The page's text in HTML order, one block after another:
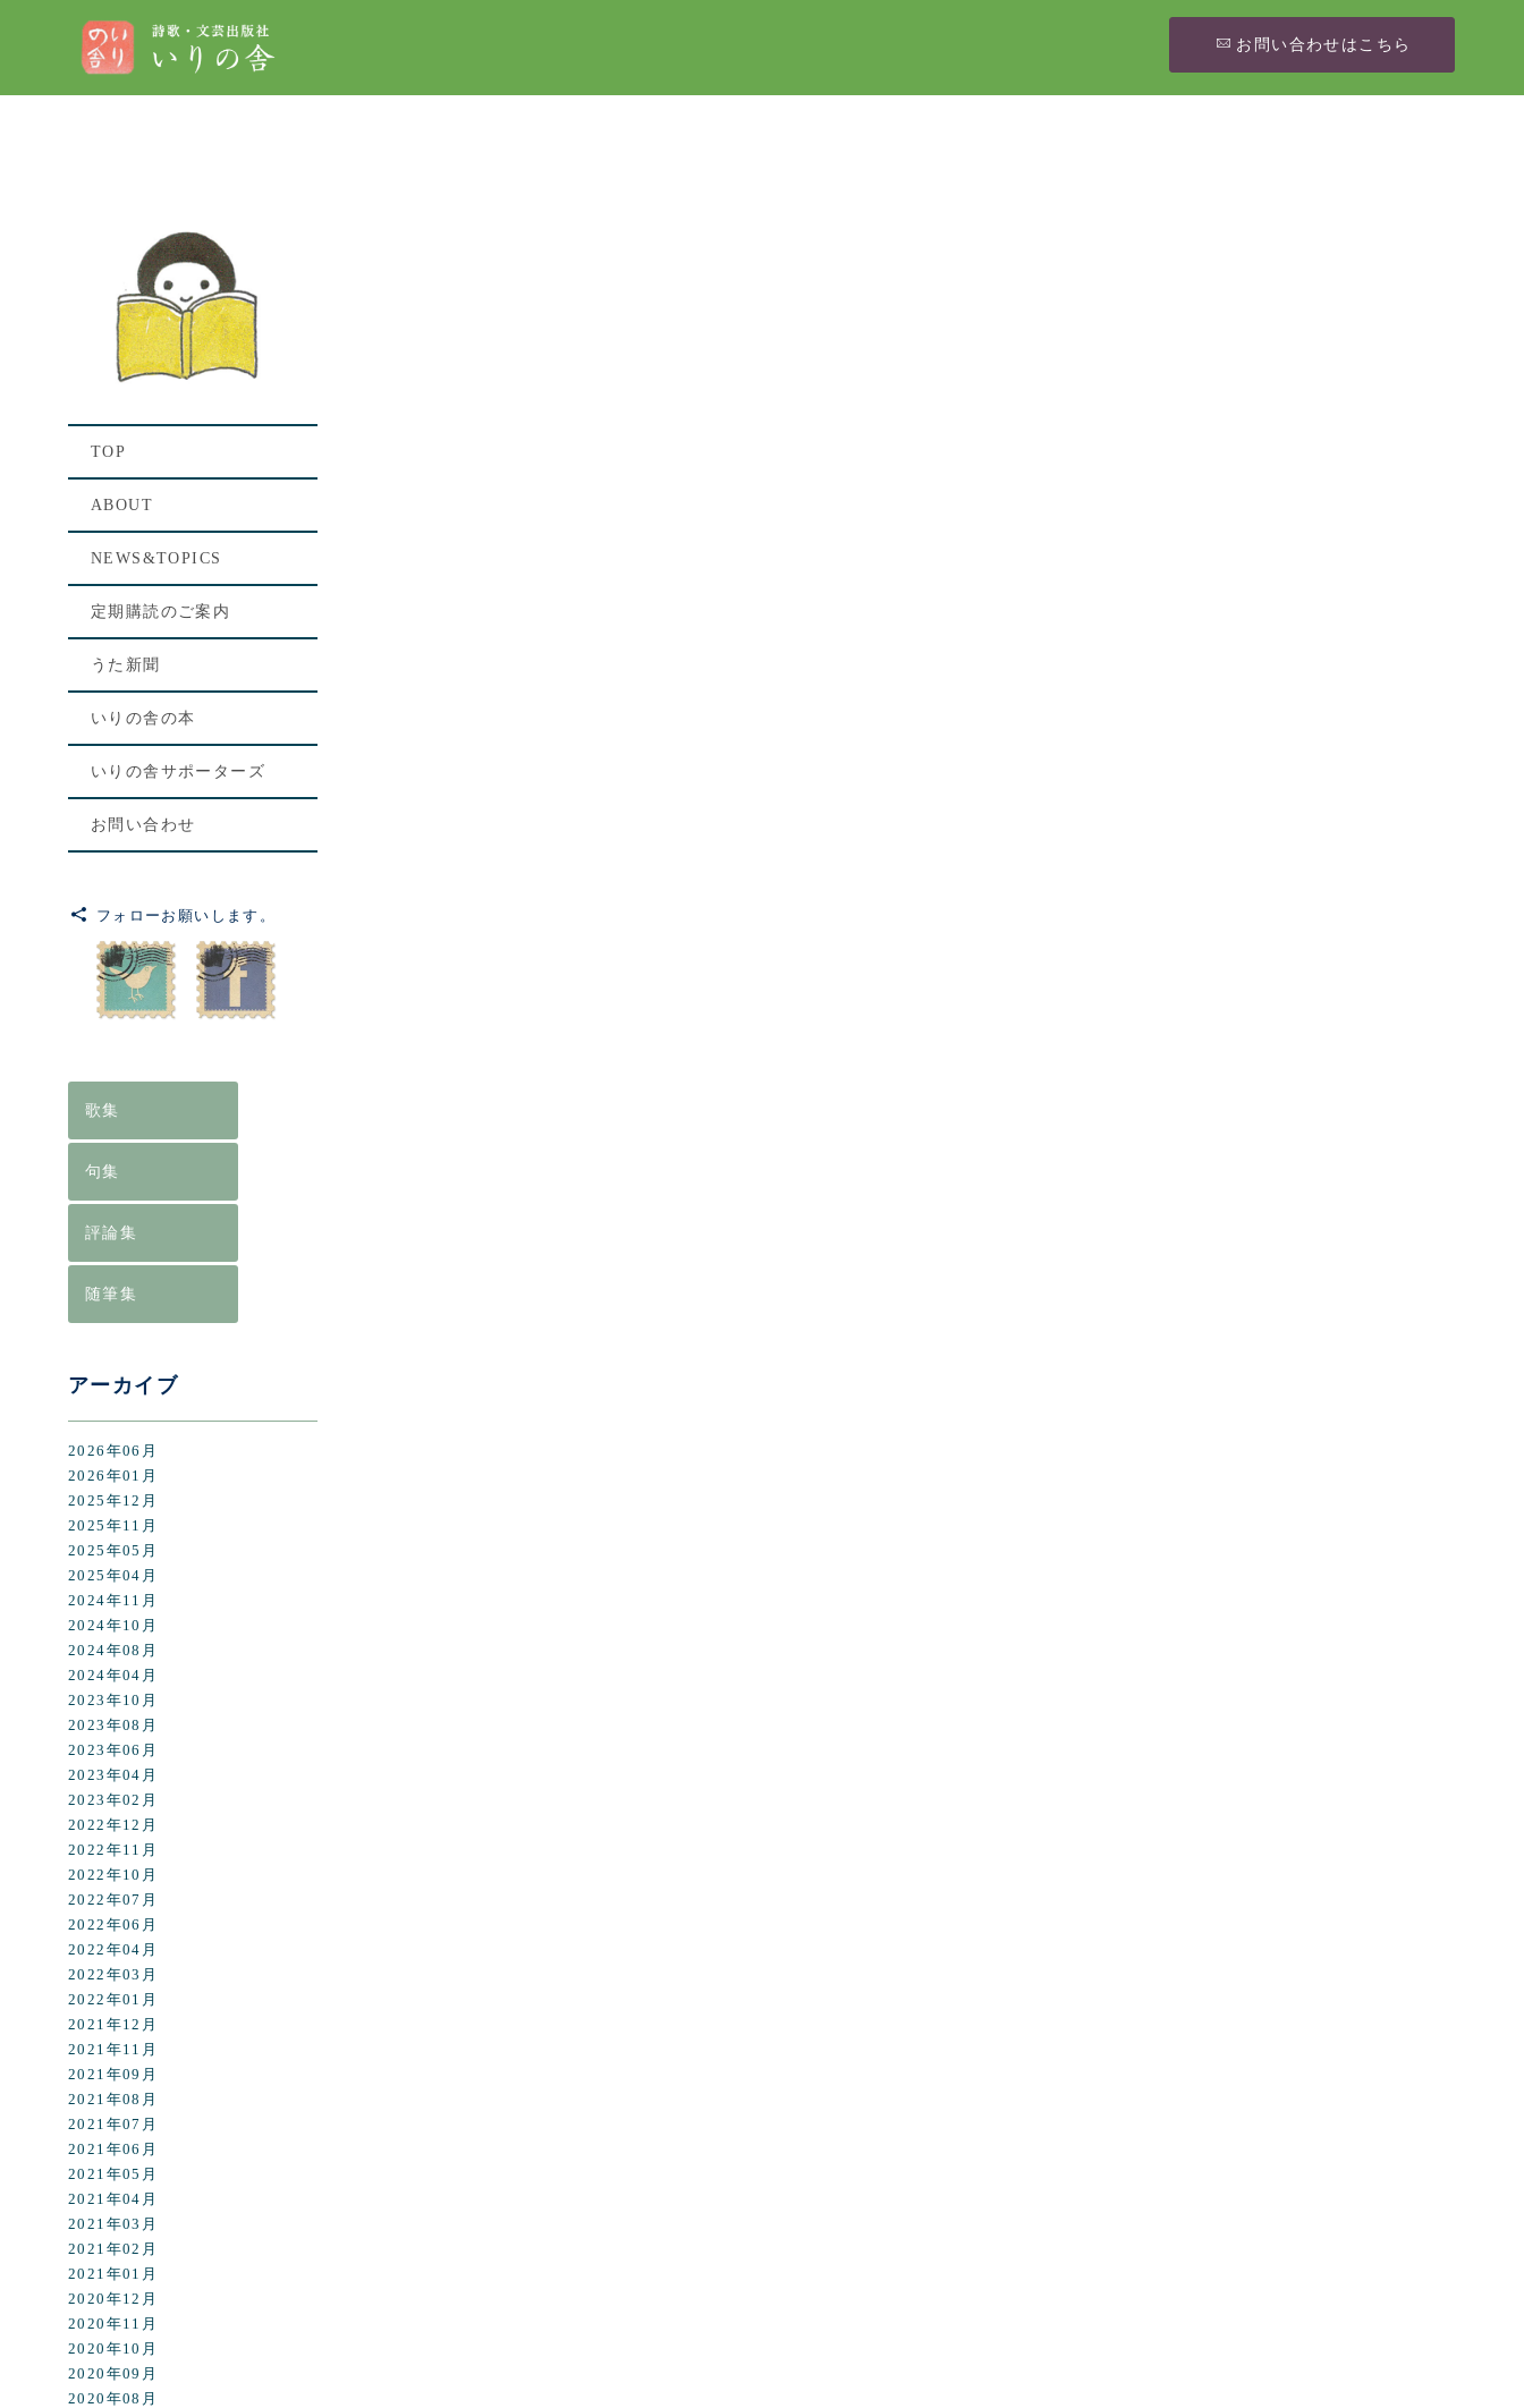
お問い合わせはこちら
TOP
ABOUT
NEWS&TOPICS
定期購読のご案内
うた新聞
いりの舎の本
いりの舎サポーターズ
お問い合わせ
フォローお願いします。
歌集
句集
評論集
随筆集
アーカイブ
2026年06月
2026年01月
2025年12月
2025年11月
2025年05月
2025年04月
2024年11月
2024年10月
2024年08月
2024年04月
2023年10月
2023年08月
2023年06月
2023年04月
2023年02月
2022年12月
2022年11月
2022年10月
2022年07月
2022年06月
2022年04月
2022年03月
2022年01月
2021年12月
2021年11月
2021年09月
2021年08月
2021年07月
2021年06月
2021年05月
2021年04月
2021年03月
2021年02月
2021年01月
2020年12月
2020年11月
2020年10月
2020年09月
2020年08月